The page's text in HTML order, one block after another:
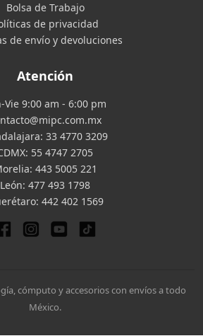
Bolsa de Trabajo
de privacidad
de envío y devoluciones
Atención
Vie 9:00 am - 6:00 pm
33 4770 3209
55 4747 2705
443 5005 221
León: 477 493 1798
442 402 1569
cómputo y accesorios con envíos a todo
México.